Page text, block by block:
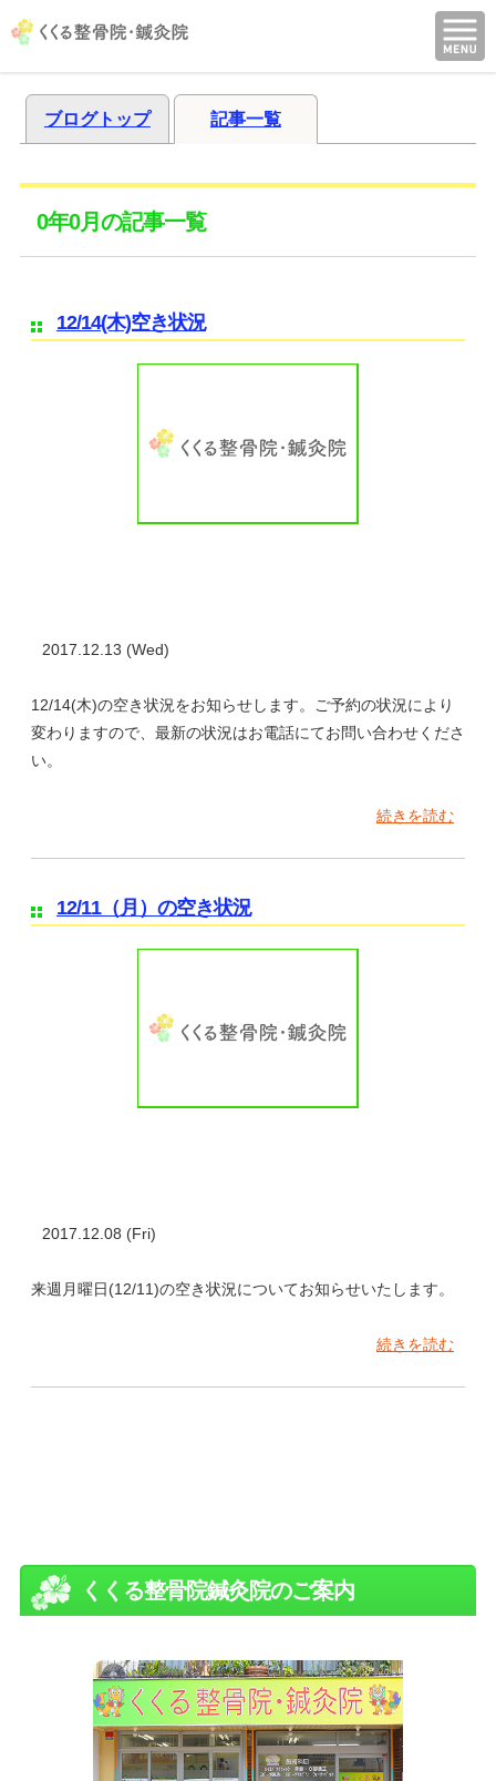
ブログトップ 記事一覧
0年0月の記事一覧
12/14(木)空き状況
2017.12.13 (Wed)
12/14(木)の空き状況をお知らせします。ご予約の状況により
変わりますので、最新の状況はお電話にてお問い合わせくださ
い。
続きを読む
12/11（月）の空き状況
2017.12.08 (Fri)
来週月曜日(12/11)の空き状況についてお知らせいたします。
続きを読む
くくる整骨院鍼灸院のご案内